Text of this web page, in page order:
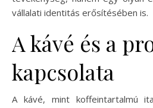
vállalati identitás erősítésében is.
A kávé és a
kapcsolata
A kávé, mint koffeintartalmú